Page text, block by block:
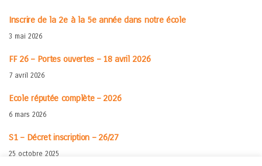
Inscrire de la 2e à la 5e année dans notre école
3 mai 2026
FF 26 – Portes ouvertes – 18 avril 2026
7 avril 2026
Ecole réputée complète – 2026
6 mars 2026
S1 – Décret inscription – 26/27
25 octobre 2025